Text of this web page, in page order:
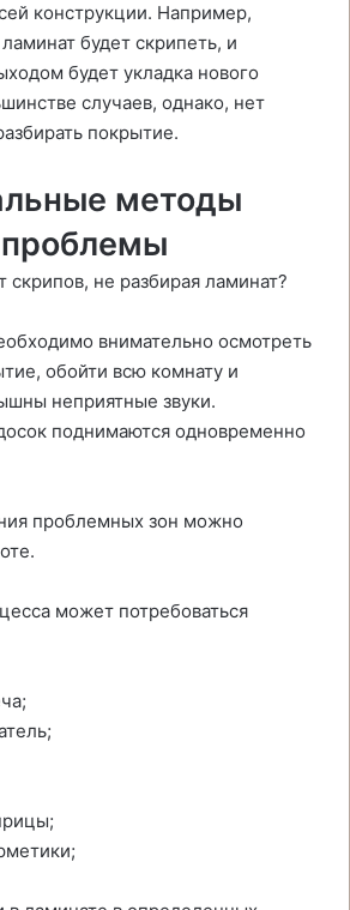
конструкции. Например,
будет скрипеть, и
будет укладка нового
случаев, однако, нет
покрытие.
методы
скрипов, не разбирая ламинат?
внимательно осмотреть
обойти всю комнату и
неприятные звуки.
поднимаются одновременно
проблемных зон можно
может потребоваться